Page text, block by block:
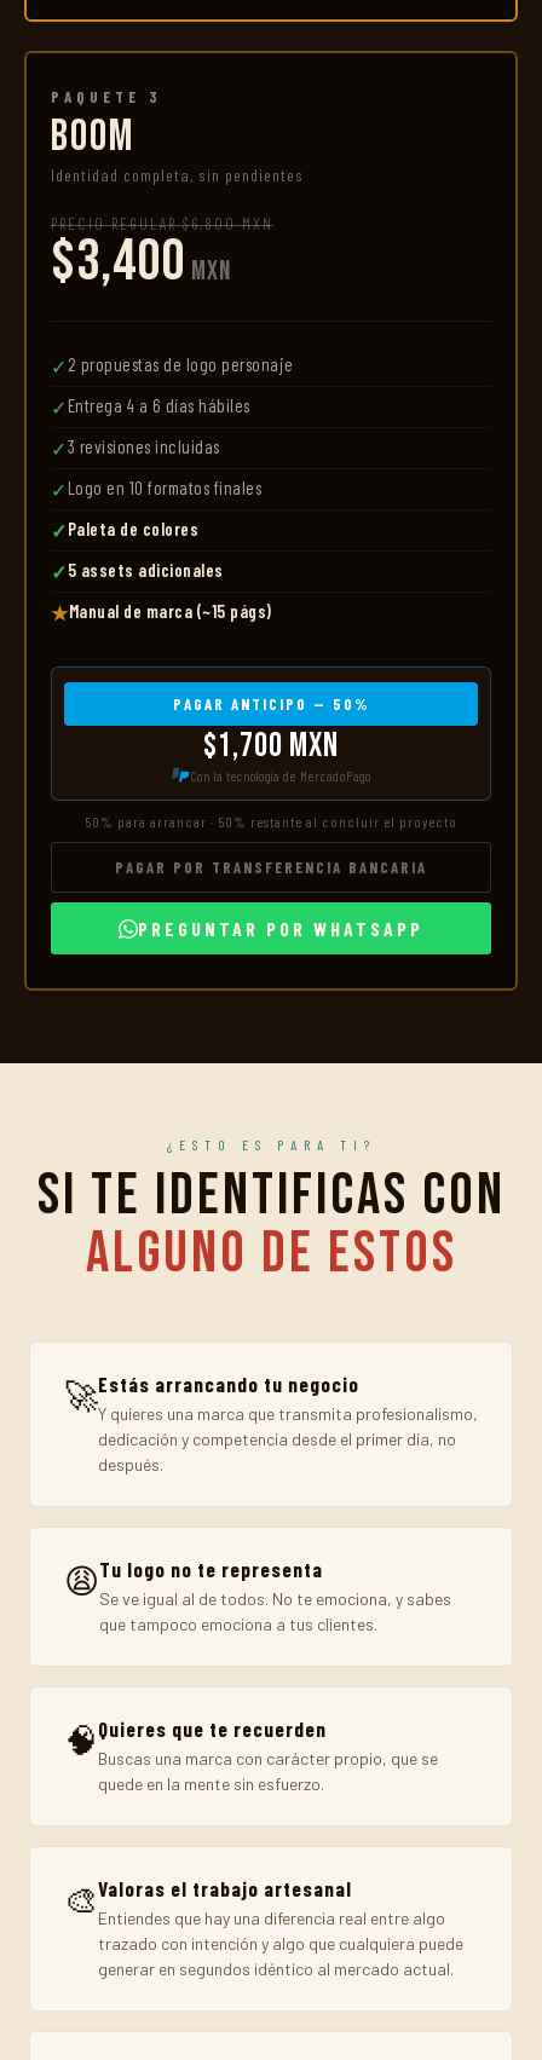
PAQUETE 3
BOOM
Identidad completa, sin pendientes
PRECIO REGULAR $6,800 MXN
$3,400 MXN
✓ 2 propuestas de logo personaje
✓ Entrega 4 a 6 días hábiles
✓3 revisiones incluidas
✓ Logo en 10 formatos finales
✓Paleta de colores
✓5 assets adicionales
★Manual de marca (~15 págs)
PAGAR ANTICIPO — 50%
$1,700 MXN
Con la tecnología de MercadoPago
50% para arrancar · 50% restante al concluir el proyecto
PAGAR POR TRANSFERENCIA BANCARIA
PREGUNTAR POR WHATSAPP
¿ESTO ES PARA TI?
Si te identificas con
alguno de estos
🚀Estás arrancando tu negocio
Y quieres una marca que transmita profesionalismo,
dedicación y competencia desde el primer día, no
después.
😩Tu logo no te representa
Se ve igual al de todos. No te emociona, y sabes
que tampoco emociona a tus clientes.
🧠 Quieres que te recuerden
Buscas una marca con carácter propio, que se
quede en la mente sin esfuerzo.
🎨Valoras el trabajo artesanal
Entiendes que hay una diferencia real entre algo
trazado con intención y algo que cualquiera puede
generar en segundos idéntico al mercado actual.